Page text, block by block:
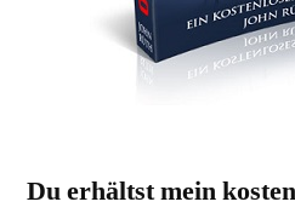
Du erhältst mein